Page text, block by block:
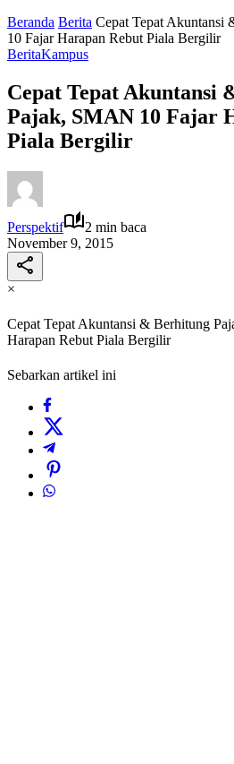
Beranda Berita Cepat Tepat Akuntansi
10 Fajar Harapan Rebut Piala Bergilir
BeritaKampus
Cepat Tepat Akuntansi
Pajak, SMAN 10 Fajar
Piala Bergilir
Perspektif
2 min baca
November 9, 2015
×
Cepat Tepat Akuntansi & Berhitung
Harapan Rebut Piala Bergilir
Sebarkan artikel ini